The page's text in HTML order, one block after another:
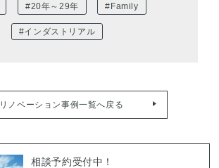
#20年～29年 #Family
#インダストリアル
リノベーション事例一覧へ戻る
相談予約受付中！